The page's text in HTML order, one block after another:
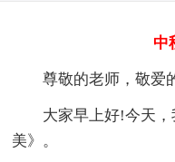
中
尊敬的老师，敬爱
大家早上好!今天
美》。